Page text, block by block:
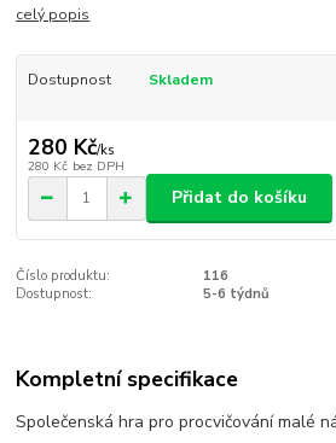
celý popis
Dostupnost Skladem
280 Kč/ks
280 Kč bez DPH
Přidat do košíku
Číslo produktu:
116
Dostupnost:
5-6 týdnů
Kompletní specifikace
Společenská hra pro procvičování malé